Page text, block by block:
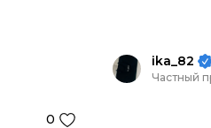
0
ika_82
Частный